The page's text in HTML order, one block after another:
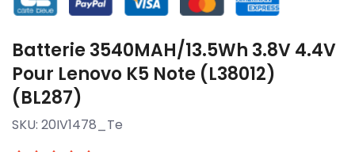
Batterie 3540MAH/13.5Wh 3.8V 4.4V
Pour Lenovo K5 Note (L38012)
(BL287)
SKU: 20IV1478_Te